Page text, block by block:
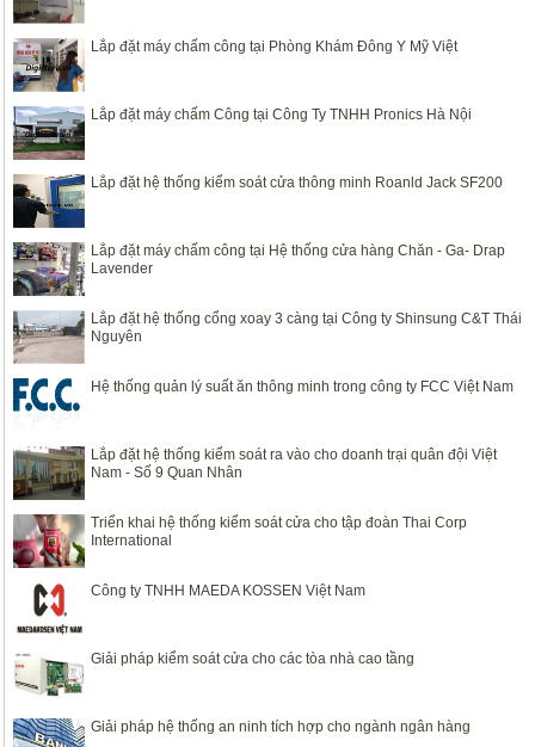
Lắp đặt máy chấm công tại Phòng Khám Đông Y Mỹ Việt
Lắp đặt máy chấm Công tại Công Ty TNHH Pronics Hà Nội
Lắp đặt hệ thống kiểm soát cửa thông minh Roanld Jack SF200
Lắp đặt máy chấm công tại Hệ thống cửa hàng Chăn - Ga- Drap
Lavender
Lắp đặt hệ thống cổng xoay 3 càng tại Công ty Shinsung C&T Thái
Nguyên
Hệ thống quản lý suất ăn thông minh trong công ty FCC Việt Nam
Lắp đặt hệ thống kiểm soát ra vào cho doanh trại quân đội Việt
Nam - Số 9 Quan Nhân
Triển khai hệ thống kiểm soát cửa cho tập đoàn Thai Corp
International
Công ty TNHH MAEDA KOSSEN Việt Nam
Giải pháp kiểm soát cửa cho các tòa nhà cao tầng
Giải pháp hệ thống an ninh tích hợp cho ngành ngân hàng